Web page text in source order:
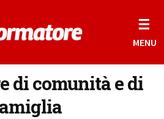
☰
MENU
di comunità e di